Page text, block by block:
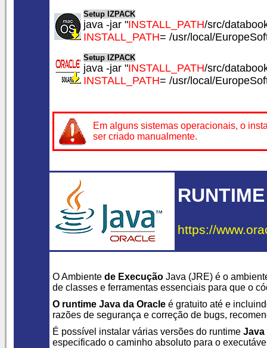
Setup IZPACK
java -jar "INSTALL_PATH/src/
INSTALL_PATH= /usr/local/
Setup IZPACK
java -jar "INSTALL_PATH/src/
INSTALL_PATH= /usr/local/
Em alguns sistemas operacionais, o
ser criado manualmente.
https://
O Ambiente de Execução Java (JRE) é o
de classes e ferramentas essenciais para que o
O runtime Java da Oracle é gratuito até e
razões de segurança e correção de bugs,
É possível instalar várias versões do runtime Java
especificado o caminho absoluto para o